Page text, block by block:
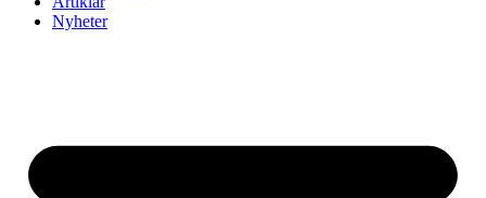
Nyheter